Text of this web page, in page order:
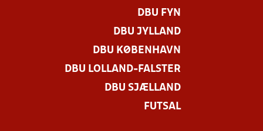
DBU FYN
DBU JYLLAND
DBU KØBENHAVN
DBU LOLLAND-FALSTER
DBU SJÆLLAND
FUTSAL